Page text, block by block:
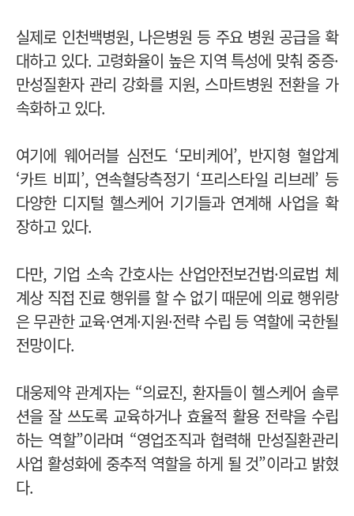
실제로 인천백병원, 나은병원 등 주요 병원 공급을 확
대하고 있다. 고령화율이 높은 지역 특성에 맞춰 중증·
만성질환자 관리 강화를 지원, 스마트병원 전환을 가
속화하고 있다.
여기에 웨어러블 심전도 ‘모비케어’, 반지형 혈압계
‘카트 비피’, 연속혈당측정기 ‘프리스타일 리브레’ 등
다양한 디지털 헬스케어 기기들과 연계해 사업을 확
장하고 있다.
다만, 기업 소속 간호사는 산업안전보건법·의료법 체
계상 직접 진료 행위를 할 수 없기 때문에 의료 행위랑
은 무관한 교육·연계·지원·전략 수립 등 역할에 국한될
전망이다.
대웅제약 관계자는 “의료진, 환자들이 헬스케어 솔루
션을 잘 쓰도록 교육하거나 효율적 활용 전략을 수립
하는 역할”이라며 “영업조직과 협력해 만성질환관리
사업 활성화에 중추적 역할을 하게 될 것”이라고 밝혔
다.